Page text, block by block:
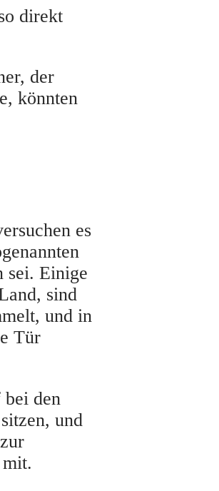
direkt
der
könnten
es
sei. Einige
sind
und in
Tür
bei den
und